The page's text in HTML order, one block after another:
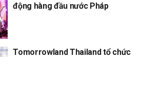
động hàng đầu nước Pháp
Tomorrowland Thailand tổ chức